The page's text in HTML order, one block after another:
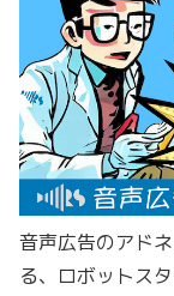
音声広告のアド
る、ロボットス